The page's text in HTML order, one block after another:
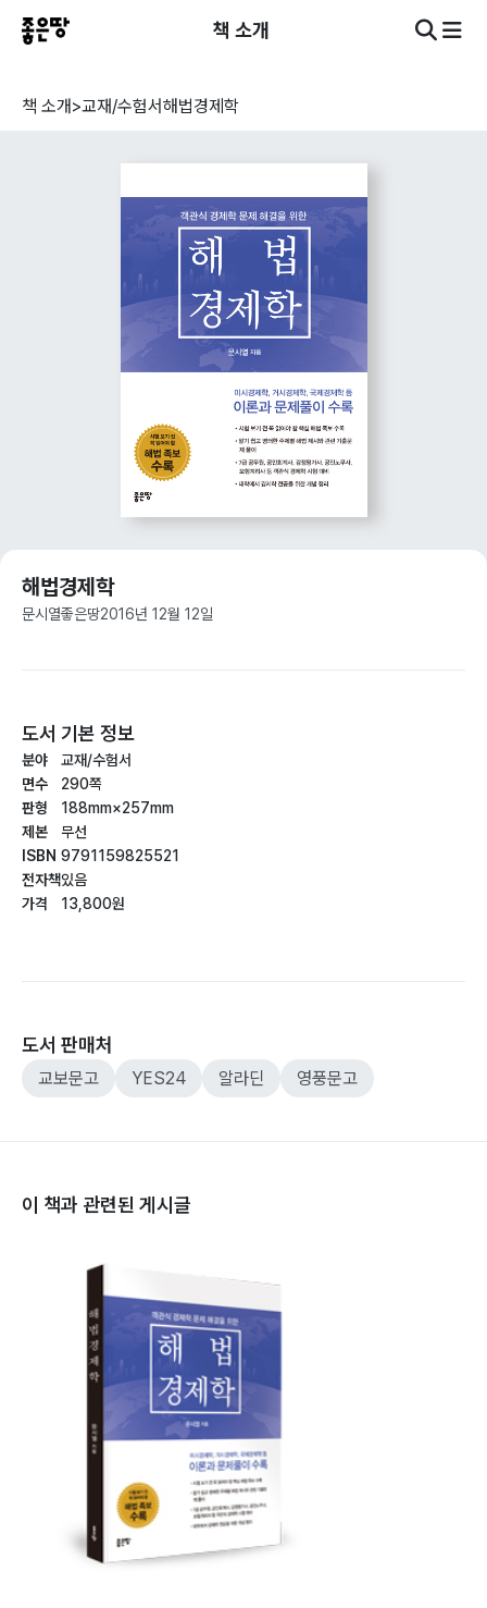
책 소개
책 소개>교재/수험서해법경제학
해법경제학
문시열좋은땅2016년 12월 12일
도서 기본 정보
분야
면수
판형
제본
ISBN
전자책
가격
교재/수험서
290쪽
188mm×257mm
무선
9791159825521
있음
13,800원
도서 판매처
교보문고 YES24 알라딘 영풍문고
이 책과 관련된 게시글